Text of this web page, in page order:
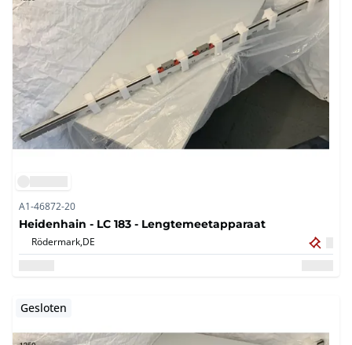
A1-46872-20
Heidenhain - LC 183 - Lengtemeetapparaat
Rödermark,DE
Gesloten